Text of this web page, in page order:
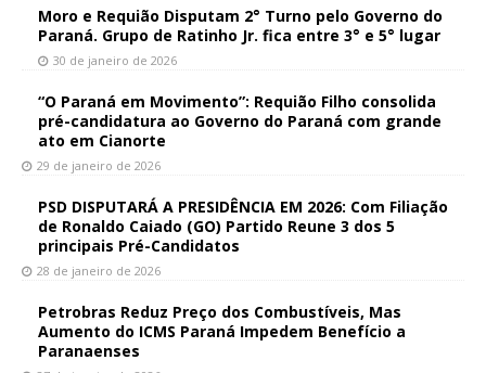
Moro e Requião Disputam 2° Turno pelo Governo do
Paraná. Grupo de Ratinho Jr. fica entre 3° e 5° lugar
30 de janeiro de 2026
“O Paraná em Movimento”: Requião Filho consolida
pré-candidatura ao Governo do Paraná com grande
ato em Cianorte
29 de janeiro de 2026
PSD DISPUTARÁ A PRESIDÊNCIA EM 2026: Com Filiação
de Ronaldo Caiado (GO) Partido Reune 3 dos 5
principais Pré-Candidatos
28 de janeiro de 2026
Petrobras Reduz Preço dos Combustíveis, Mas
Aumento do ICMS Paraná Impedem Benefício a
Paranaenses